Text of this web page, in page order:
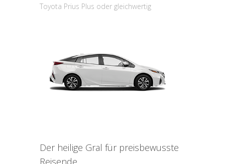
Toyota Prius Plus oder gleichwertig
Der heilige Gral für preisbewusste
Reisende